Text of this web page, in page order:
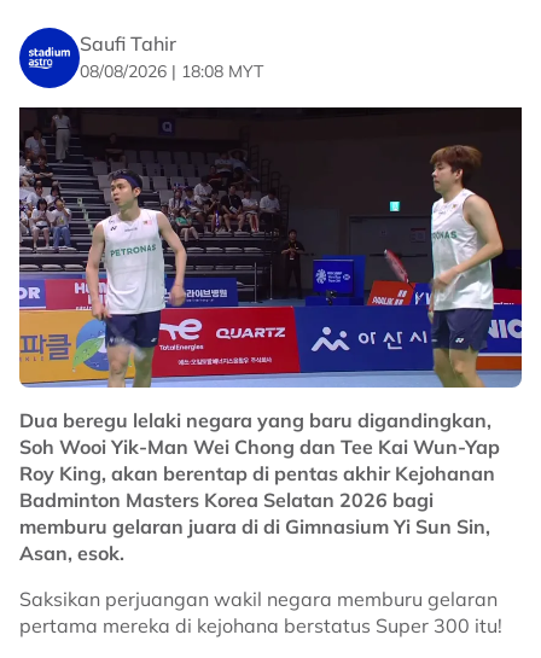
"Kita lihat mereka ada teknik, tetapi jika perkukuhkan
disiplin dalam kalangan pemain junior, InsyaAllah
mereka boleh berjaya.
"Nampak ada kemajuan, mungkin ada yang kata kami
terlalu tegas tetapi kami mahu satu pasukan yang
berdisiplin tinggi.
No node context available.
Related Topics
#badminton #bam
Saufi Tahir
08/08/2026 | 18:08 MYT
Dua beregu lelaki negara yang baru digandingkan,
Soh Wooi Yik-Man Wei Chong dan Tee Kai Wun-Yap
Roy King, akan berentap di pentas akhir Kejohanan
Badminton Masters Korea Selatan 2026 bagi
memburu gelaran juara di di Gimnasium Yi Sun Sin,
Asan, esok.
Saksikan perjuangan wakil negara memburu gelaran
pertama mereka di kejohana berstatus Super 300 itu!